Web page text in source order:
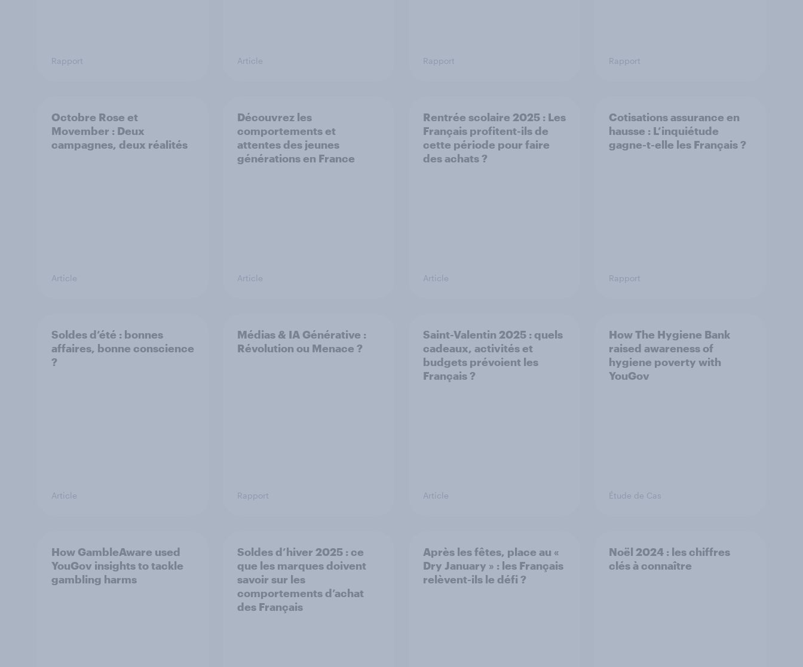
Rapport Article Rapport Rapport
Octobre Rose et
Movember : Deux
campagnes, deux réalités
Article
Découvrez les
comportements et
attentes des jeunes
générations en France
Article
Rentrée scolaire 2025 : Les
Français profitent-ils de
cette période pour faire
des achats ?
Article
Cotisations assurance en
hausse : L’inquiétude
gagne-t-elle les Français ?
Rapport
Soldes d’été : bonnes
affaires, bonne conscience
?
Article
Médias & IA Générative :
Révolution ou Menace ?
Rapport
Saint-Valentin 2025 : quels
cadeaux, activités et
budgets prévoient les
Français ?
Article
How The Hygiene Bank
raised awareness of
hygiene poverty with
YouGov
Étude de Cas
How GambleAware used
YouGov insights to tackle
gambling harms
Soldes d’hiver 2025 : ce
que les marques doivent
savoir sur les
comportements d’achat
des Français
Après les fêtes, place au «
Dry January » : les Français
relèvent-ils le défi ?
Noël 2024 : les chiffres
clés à connaître